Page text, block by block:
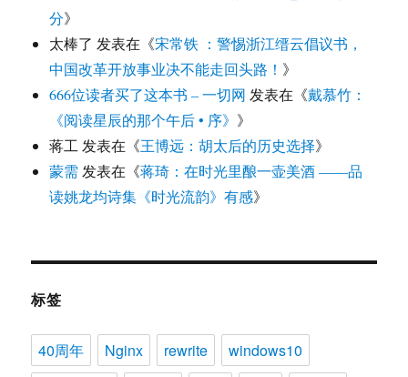
分》
太棒了 发表在《宋常铁 ：警惕浙江缙云倡议书，
中国改革开放事业决不能走回头路！ 》
666位读者买了这本书 – 一切网 发表在《戴慕竹：
《阅读星辰的那个午后 • 序》 》
蒋工 发表在《王博远：胡太后的历史选择》
蒙需 发表在《蒋琦：在时光里酿一壶美酒 ——品
读姚龙均诗集《时光流韵》有感》
标签
40周年 Nginx rewrite
windows10